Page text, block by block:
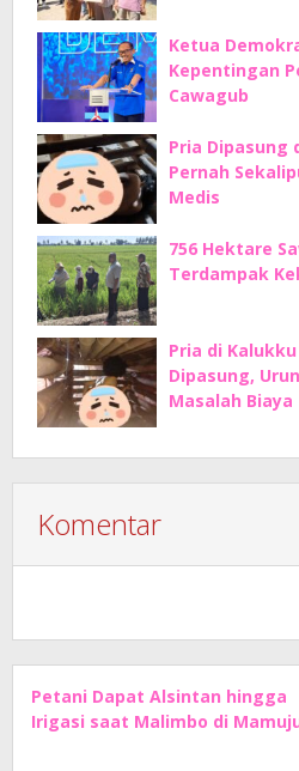
Ketua
Kepentingan
Cawagub
Pria Dipasung
Pernah
Medis
756 Hektare
Terdampak
Pria di
Dipasung,
Masalah Biaya
Komentar
Petani Dapat Alsintan hingga
Irigasi saat Malimbo di